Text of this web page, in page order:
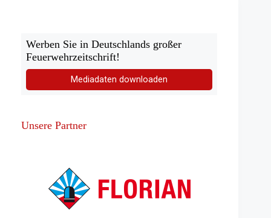
Werben Sie in Deutschlands großer
Feuerwehrzeitschrift!
Mediadaten downloaden
Unsere Partner